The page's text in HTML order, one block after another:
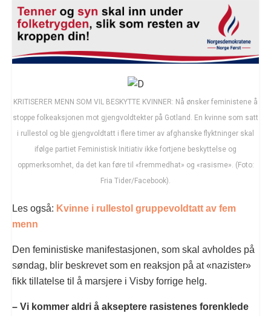
KRITISERER MENN SOM VIL BESKYTTE KVINNER: Nå ønsker feministene å
stoppe folkeaksjonen mot gjengvoldtekter på Gotland. En kvinne som satt
i rullestol og ble gjengvoldtatt i flere timer av afghanske flyktninger skal
ifølge partiet Feministisk Initiativ ikke fortjene beskyttelse og
oppmerksomhet, da det kan føre til «fremmedhat» og «rasisme». (Foto:
Fria Tider/Facebook).
Les også: Kvinne i rullestol gruppevoldtatt av fem
menn
Den feministiske manifestasjonen, som skal avholdes på
søndag, blir beskrevet som en reaksjon på at «nazister»
fikk tillatelse til å marsjere i Visby forrige helg.
– Vi kommer aldri å akseptere rasistenes forenklede